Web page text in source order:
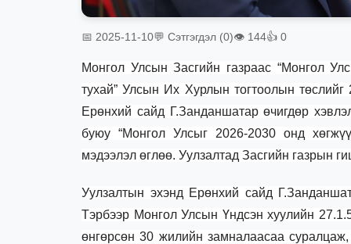
📅 2025-11-10💬 Сэтгэгдэл (0)👁 144👍 0
Монгол Улсын Засгийн газраас “Монгол
тухай” Улсын Их Хурлын тогтоолын
Ерөнхий сайд Г.Занданшатар өчигдөр
буюу “Монгол Улсыг 2026-2030 онд
мэдээлэл өглөө. Уулзалтад Засгийн газрын
Уулзалтын эхэнд Ерөнхий сайд
Тэрбээр Монгол Улсын Үндсэн хуулийн
өнгөрсөн 30 жилийн замналаасаа